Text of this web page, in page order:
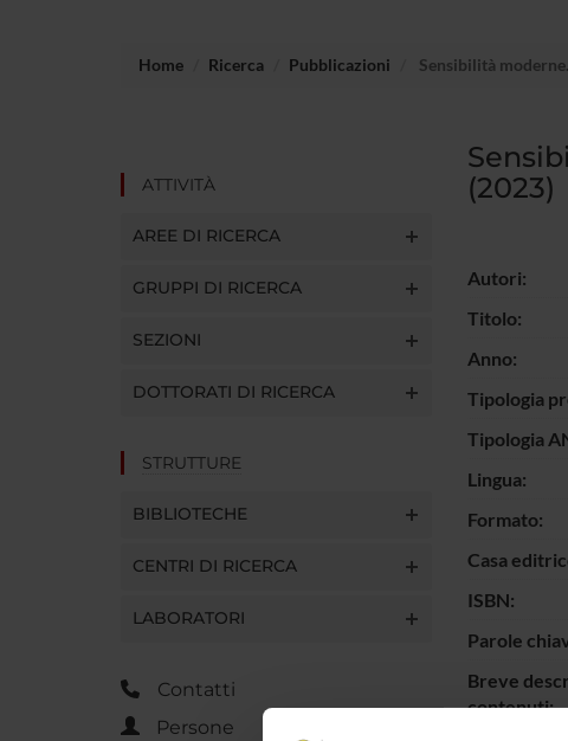
Home Ricerca Pubblicazioni Sensibilità
ATTIVITÀ
AREE DI RICERCA
GRUPPI DI RICERCA
SEZIONI
DOTTORATI DI RICERCA
STRUTTURE
BIBLIOTECHE
CENTRI DI RICERCA
LABORATORI
Contatti
Persone
(2023)
Autori:
Titolo:
Anno:
Tipologia
Tipologia
Lingua:
Formato:
Casa
ISBN:
Parole
Breve
contenuti: